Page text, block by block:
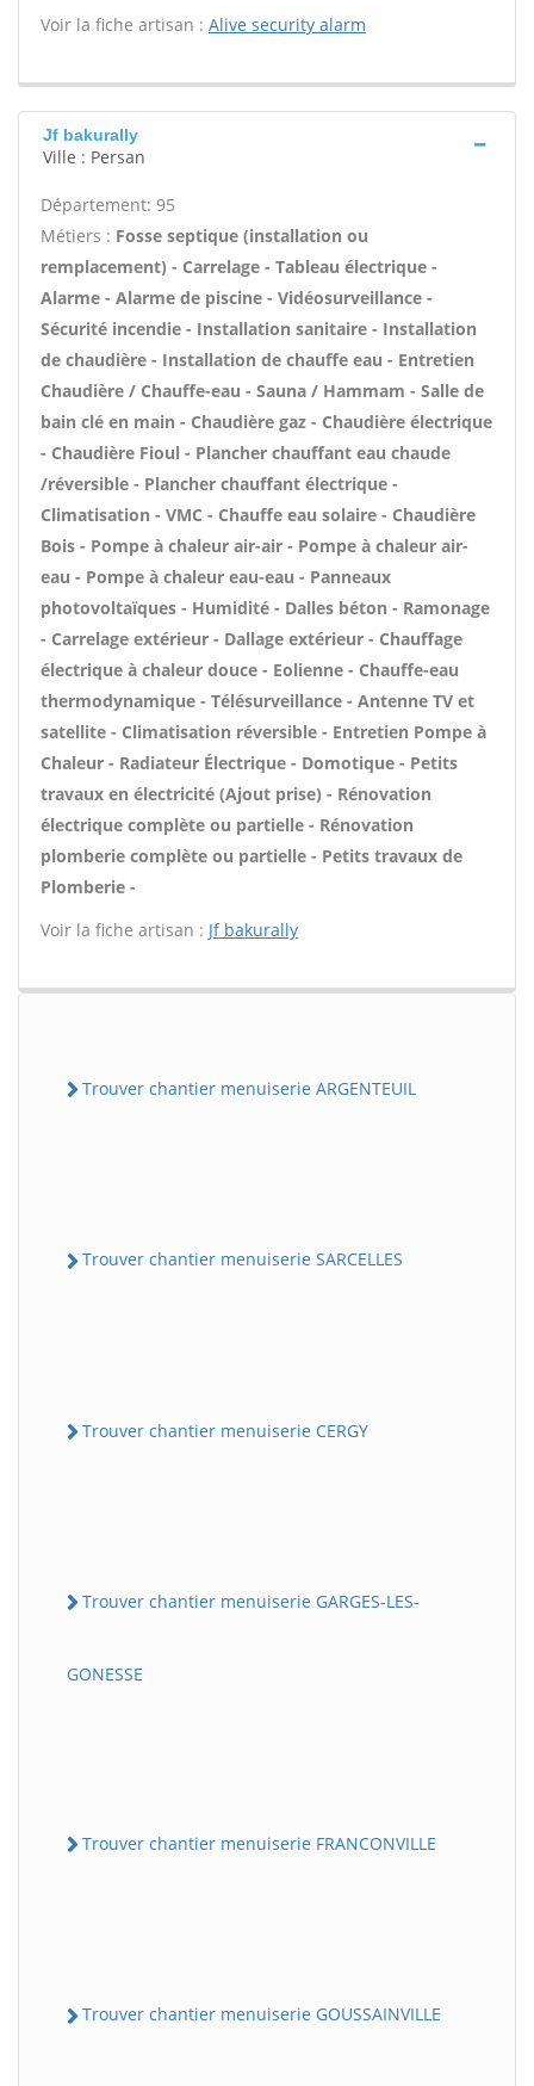
Voir la fiche artisan : Alive security alarm
Jf bakurally
Ville : Persan
Département: 95
Métiers : Fosse septique (installation ou
remplacement) - Carrelage - Tableau électrique -
Alarme - Alarme de piscine - Vidéosurveillance -
Sécurité incendie - Installation sanitaire - Installation
de chaudière - Installation de chauffe eau - Entretien
Chaudière / Chauffe-eau - Sauna / Hammam - Salle de
bain clé en main - Chaudière gaz - Chaudière électrique
- Chaudière Fioul - Plancher chauffant eau chaude
/réversible - Plancher chauffant électrique -
Climatisation - VMC - Chauffe eau solaire - Chaudière
Bois - Pompe à chaleur air-air - Pompe à chaleur air-
eau - Pompe à chaleur eau-eau - Panneaux
photovoltaïques - Humidité - Dalles béton - Ramonage
- Carrelage extérieur - Dallage extérieur - Chauffage
électrique à chaleur douce - Eolienne - Chauffe-eau
thermodynamique - Télésurveillance - Antenne TV et
satellite - Climatisation réversible - Entretien Pompe à
Chaleur - Radiateur Électrique - Domotique - Petits
travaux en électricité (Ajout prise) - Rénovation
électrique complète ou partielle - Rénovation
plomberie complète ou partielle - Petits travaux de
Plomberie -
Voir la fiche artisan : Jf bakurally
Trouver chantier menuiserie ARGENTEUIL
Trouver chantier menuiserie SARCELLES
Trouver chantier menuiserie CERGY
Trouver chantier menuiserie GARGES-LES-
GONESSE
Trouver chantier menuiserie FRANCONVILLE
Trouver chantier menuiserie GOUSSAINVILLE